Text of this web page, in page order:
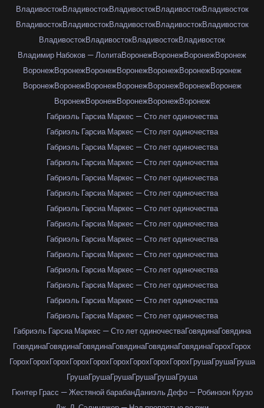
ВладивостокВладивостокВладивостокВладивостокВладивосток
ВладивостокВладивостокВладивостокВладивостокВладивосток
ВладивостокВладивостокВладивостокВладивосток
Владимир Набоков — ЛолитаВоронежВоронежВоронежВоронеж
ВоронежВоронежВоронежВоронежВоронежВоронежВоронеж
ВоронежВоронежВоронежВоронежВоронежВоронежВоронеж
ВоронежВоронежВоронежВоронежВоронеж
Габриэль Гарсиа Маркес — Сто лет одиночества
Габриэль Гарсиа Маркес — Сто лет одиночества
Габриэль Гарсиа Маркес — Сто лет одиночества
Габриэль Гарсиа Маркес — Сто лет одиночества
Габриэль Гарсиа Маркес — Сто лет одиночества
Габриэль Гарсиа Маркес — Сто лет одиночества
Габриэль Гарсиа Маркес — Сто лет одиночества
Габриэль Гарсиа Маркес — Сто лет одиночества
Габриэль Гарсиа Маркес — Сто лет одиночества
Габриэль Гарсиа Маркес — Сто лет одиночества
Габриэль Гарсиа Маркес — Сто лет одиночества
Габриэль Гарсиа Маркес — Сто лет одиночества
Габриэль Гарсиа Маркес — Сто лет одиночества
Габриэль Гарсиа Маркес — Сто лет одиночества
Габриэль Гарсиа Маркес — Сто лет одиночестваГовядинаГовядина
ГовядинаГовядинаГовядинаГовядинаГовядинаГовядинаГорохГорох
ГорохГорохГорохГорохГорохГорохГорохГорохГорохГрушаГрушаГруша
ГрушаГрушаГрушаГрушаГрушаГруша
Гюнтер Грасс — Жестяной барабанДаниэль Дефо — Робинзон Крузо